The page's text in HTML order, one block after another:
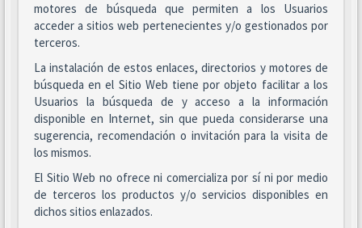
motores de búsqueda que permiten a los Usuarios
acceder a sitios web pertenecientes y/o gestionados por
terceros.
La instalación de estos enlaces, directorios y motores de
búsqueda en el Sitio Web tiene por objeto facilitar a los
Usuarios la búsqueda de y acceso a la información
disponible en Internet, sin que pueda considerarse una
sugerencia, recomendación o invitación para la visita de
los mismos.
El Sitio Web no ofrece ni comercializa por sí ni por medio
de terceros los productos y/o servicios disponibles en
dichos sitios enlazados.